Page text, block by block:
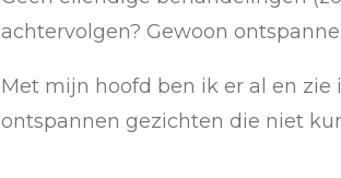
achtervolgen? Gewoon
Met mijn hoofd ben ik er al en
ontspannen gezichten die niet